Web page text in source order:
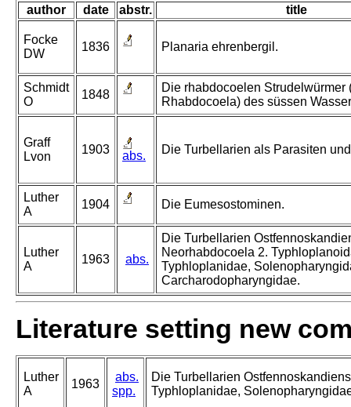
author date abstr. title
Focke
DW
1836 Planaria ehrenbergil.
Schmidt
O
1848
Die rhabdocoelen Strudelwürmer
Rhabdocoela) des süssen
Graff
Lvon
1903 abs. Die Turbellarien als Parasiten
Luther
A
1904 Die Eumesostominen.
Luther
A
1963 abs.
Die Turbellarien
Neorhabdocoela 2.
Typhloplanidae,
Carcharodopharyngidae.
Literature setting new
Luther
A
1963
abs.
spp.
Die Turbellarien
Typhloplanidae,